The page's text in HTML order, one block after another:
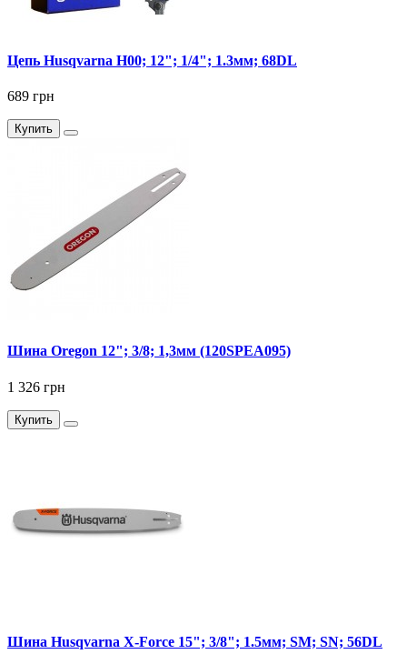
Цепь Husqvarna Н00; 12"; 1/4"; 1.3мм; 68DL
689 грн
Купить
Шина Oregon 12"; 3/8; 1,3мм (120SPEA095)
1 326 грн
Купить
Шина Husqvarna X-Force 15"; 3/8"; 1.5мм; SM; SN; 56DL